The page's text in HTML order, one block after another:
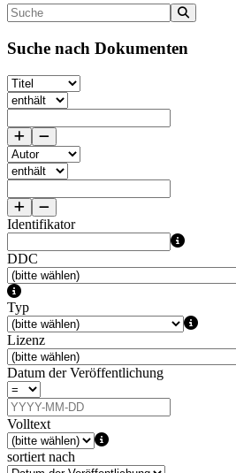
Suche nach Dokumenten
Identifikator
DDC
Typ
Lizenz
Datum der Veröffentlichung
Volltext
sortiert nach